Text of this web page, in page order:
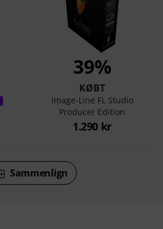
39%
KØBT
Image-Line FL Studio
Producer Edition
1.290 kr
Sammenlign